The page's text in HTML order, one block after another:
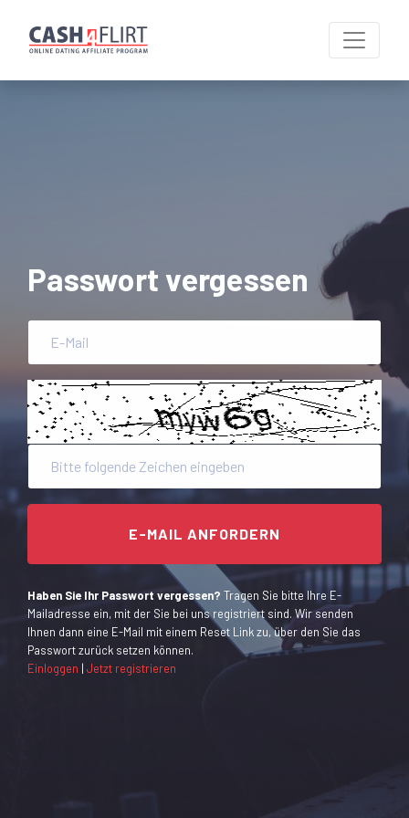
Passwort vergessen
Haben Sie Ihr Passwort vergessen? Tragen Sie bitte Ihre E-
Mailadresse ein, mit der Sie bei uns registriert sind. Wir senden
Ihnen dann eine E-Mail mit einem Reset Link zu, über den Sie das
Passwort zurück setzen können.
Einloggen | Jetzt registrieren